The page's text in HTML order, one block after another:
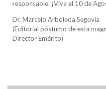
responsable. ¡Viva el 10 de
Dr. Marcelo Arboleda Segovia
(Editorial póstumo de esta
Director Emérito)